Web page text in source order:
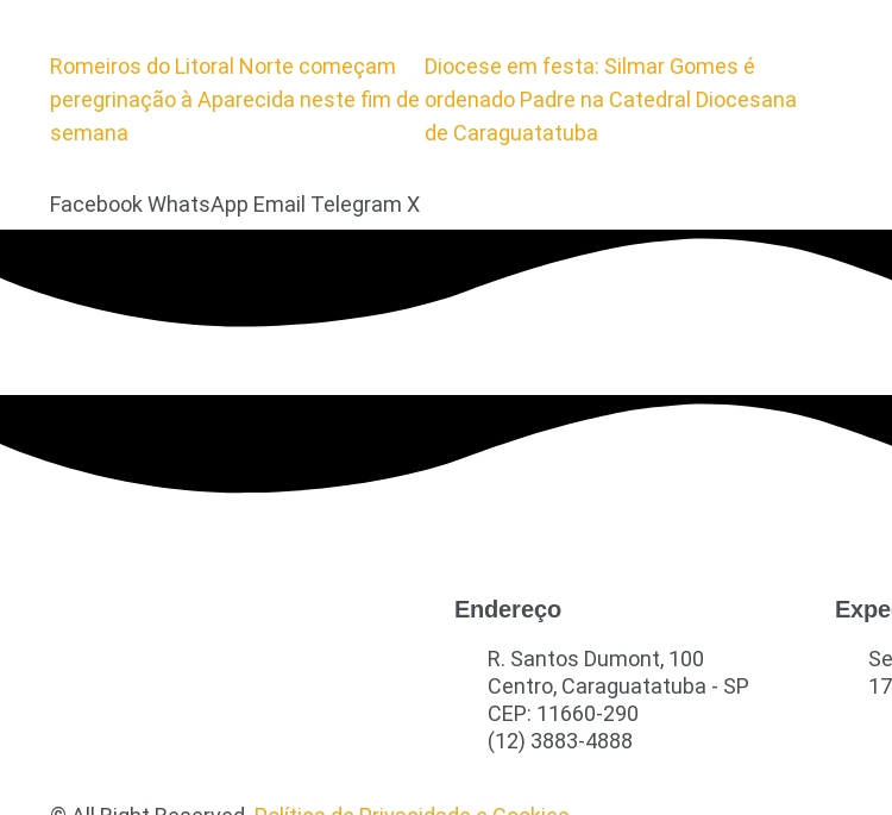
Romeiros do Litoral Norte começam
peregrinação à Aparecida neste fim de
semana
Diocese em festa: Silmar Gomes é
ordenado Padre na Catedral Diocesana
de Caraguatatuba
Facebook WhatsApp Email Telegram X
Endereço
R. Santos Dumont, 100
Centro, Caraguatatuba - SP
CEP: 11660-290
(12) 3883-4888